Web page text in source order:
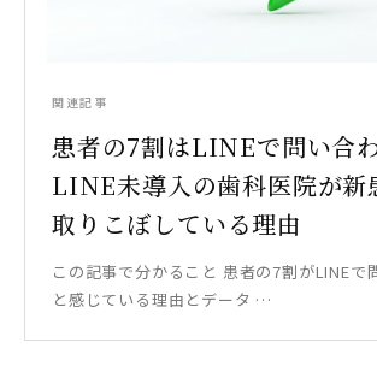
関連記事
患者の7割はLINEで問い合
LINE未導入の歯科医院が新
取りこぼしている理由
この記事で分かること 患者の7割がLINEで
と感じている理由とデータ …